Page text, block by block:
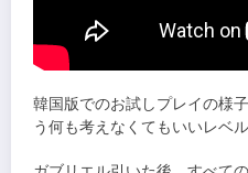
韓国版でのお試しプレイの様
う何も考えなくてもいいレベル